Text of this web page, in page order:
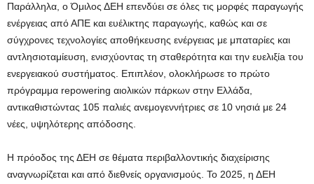
Παράλληλα, ο Όμιλος ΔΕΗ επενδύει σε όλες τις μορφές παραγωγής
ενέργειας από ΑΠΕ και ευέλικτης παραγωγής, καθώς και σε
σύγχρονες τεχνολογίες αποθήκευσης ενέργειας με μπαταρίες και
αντλησιοταμίευση, ενισχύοντας τη σταθερότητα και την ευελιξίa του
ενεργειακού συστήματος. Επιπλέον, ολοκλήρωσε το πρώτο
πρόγραμμα repowering αιολικών πάρκων στην Ελλάδα,
αντικαθιστώντας 105 παλιές ανεμογεννήτριες σε 10 νησιά με 24
νέες, υψηλότερης απόδοσης.
Η πρόοδος της ΔΕΗ σε θέματα περιβαλλοντικής διαχείρισης
αναγνωρίζεται και από διεθνείς οργανισμούς. Το 2025, η ΔΕΗ